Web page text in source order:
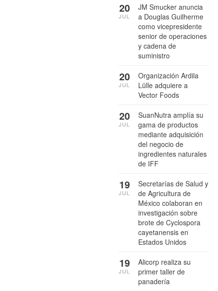
JM Smucker anuncia
a Douglas Guilherme
como vicepresidente
senior de operaciones
y cadena de
suministro
20
JUL
Organización Ardila
Lülle adquiere a
Vector Foods
20
JUL
SuanNutra amplía su
gama de productos
mediante adquisición
del negocio de
ingredientes naturales
de IFF
20
JUL
Secretarías de Salud y
de Agricultura de
México colaboran en
investigación sobre
brote de Cyclospora
cayetanensis en
Estados Unidos
19
JUL
Alicorp realiza su
primer taller de
panadería
19
JUL